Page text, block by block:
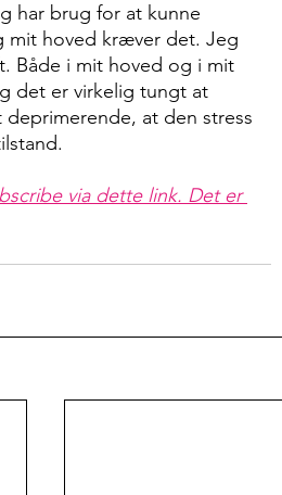
har brug for at kunne
hoved kræver det. Jeg
Både i mit hoved og i mit
det er virkelig tungt at
at den stress
via dette link. Det er